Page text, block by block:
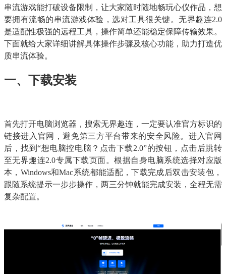
串流游戏能打破设备限制，让大家随时随地畅玩心仪作品，想
要拥有流畅的串流游戏体验，选对工具很关键。无界趣连2.0
是适配性极强的远程工具，操作简单还能稳定保障传输效果。
下面就给大家详细讲解具体操作步骤及核心功能，助力打造优
质串流体验。
一、下载安装
首先打开电脑浏览器，搜索无界趣连，一定要认准官方标识的
链接进入官网，避免第三方平台带来的安全风险。进入官网
后，找到“想电脑控电脑？点击下载2.0”的按钮，点击后跳转
至无界趣连2.0专属下载页面。根据自身电脑系统选择对应版
本，Windows和Mac系统都能适配，下载完成后双击安装包，
跟随系统提示一步步操作，两三分钟就能完成安装，全程无需
复杂配置。